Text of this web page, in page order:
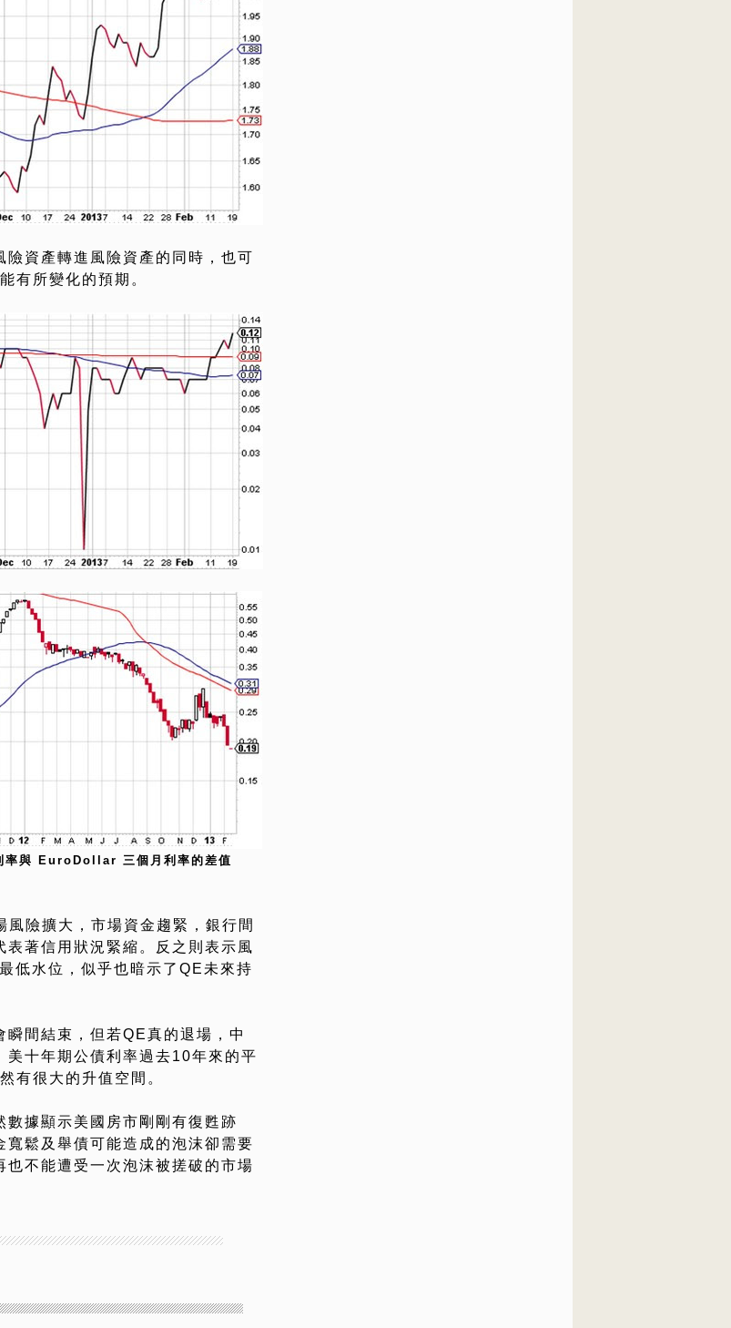
資產轉進風險資產的同時，也可
有所變化的預期。
與 EuroDollar 三個月利率的差值
險擴大，市場資金趨緊，銀行間
著信用狀況緊縮。反之則表示風
低水位，似乎也暗示了QE未來持
間結束，但若QE真的退場，中
十年期公債利率過去10年來的平
有很大的升值空間。
據顯示美國房市剛剛有復甦跡
鬆及舉債可能造成的泡沫卻需要
不能遭受一次泡沫被搓破的市場